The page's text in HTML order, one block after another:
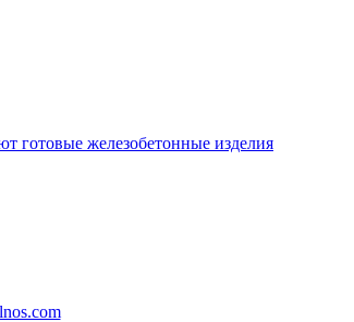
готовые железобетонные изделия